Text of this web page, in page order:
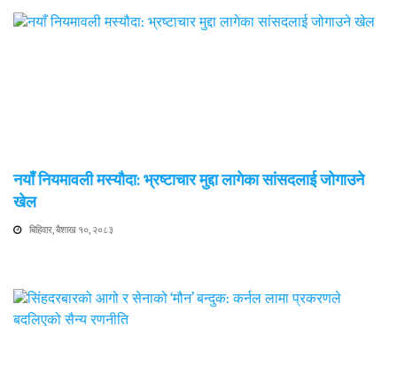
नयाँ नियमावली मस्यौदा: भ्रष्टाचार मुद्दा लागेका सांसदलाई जोगाउने
खेल
बिहिवार, बैशाख १०, २०८३